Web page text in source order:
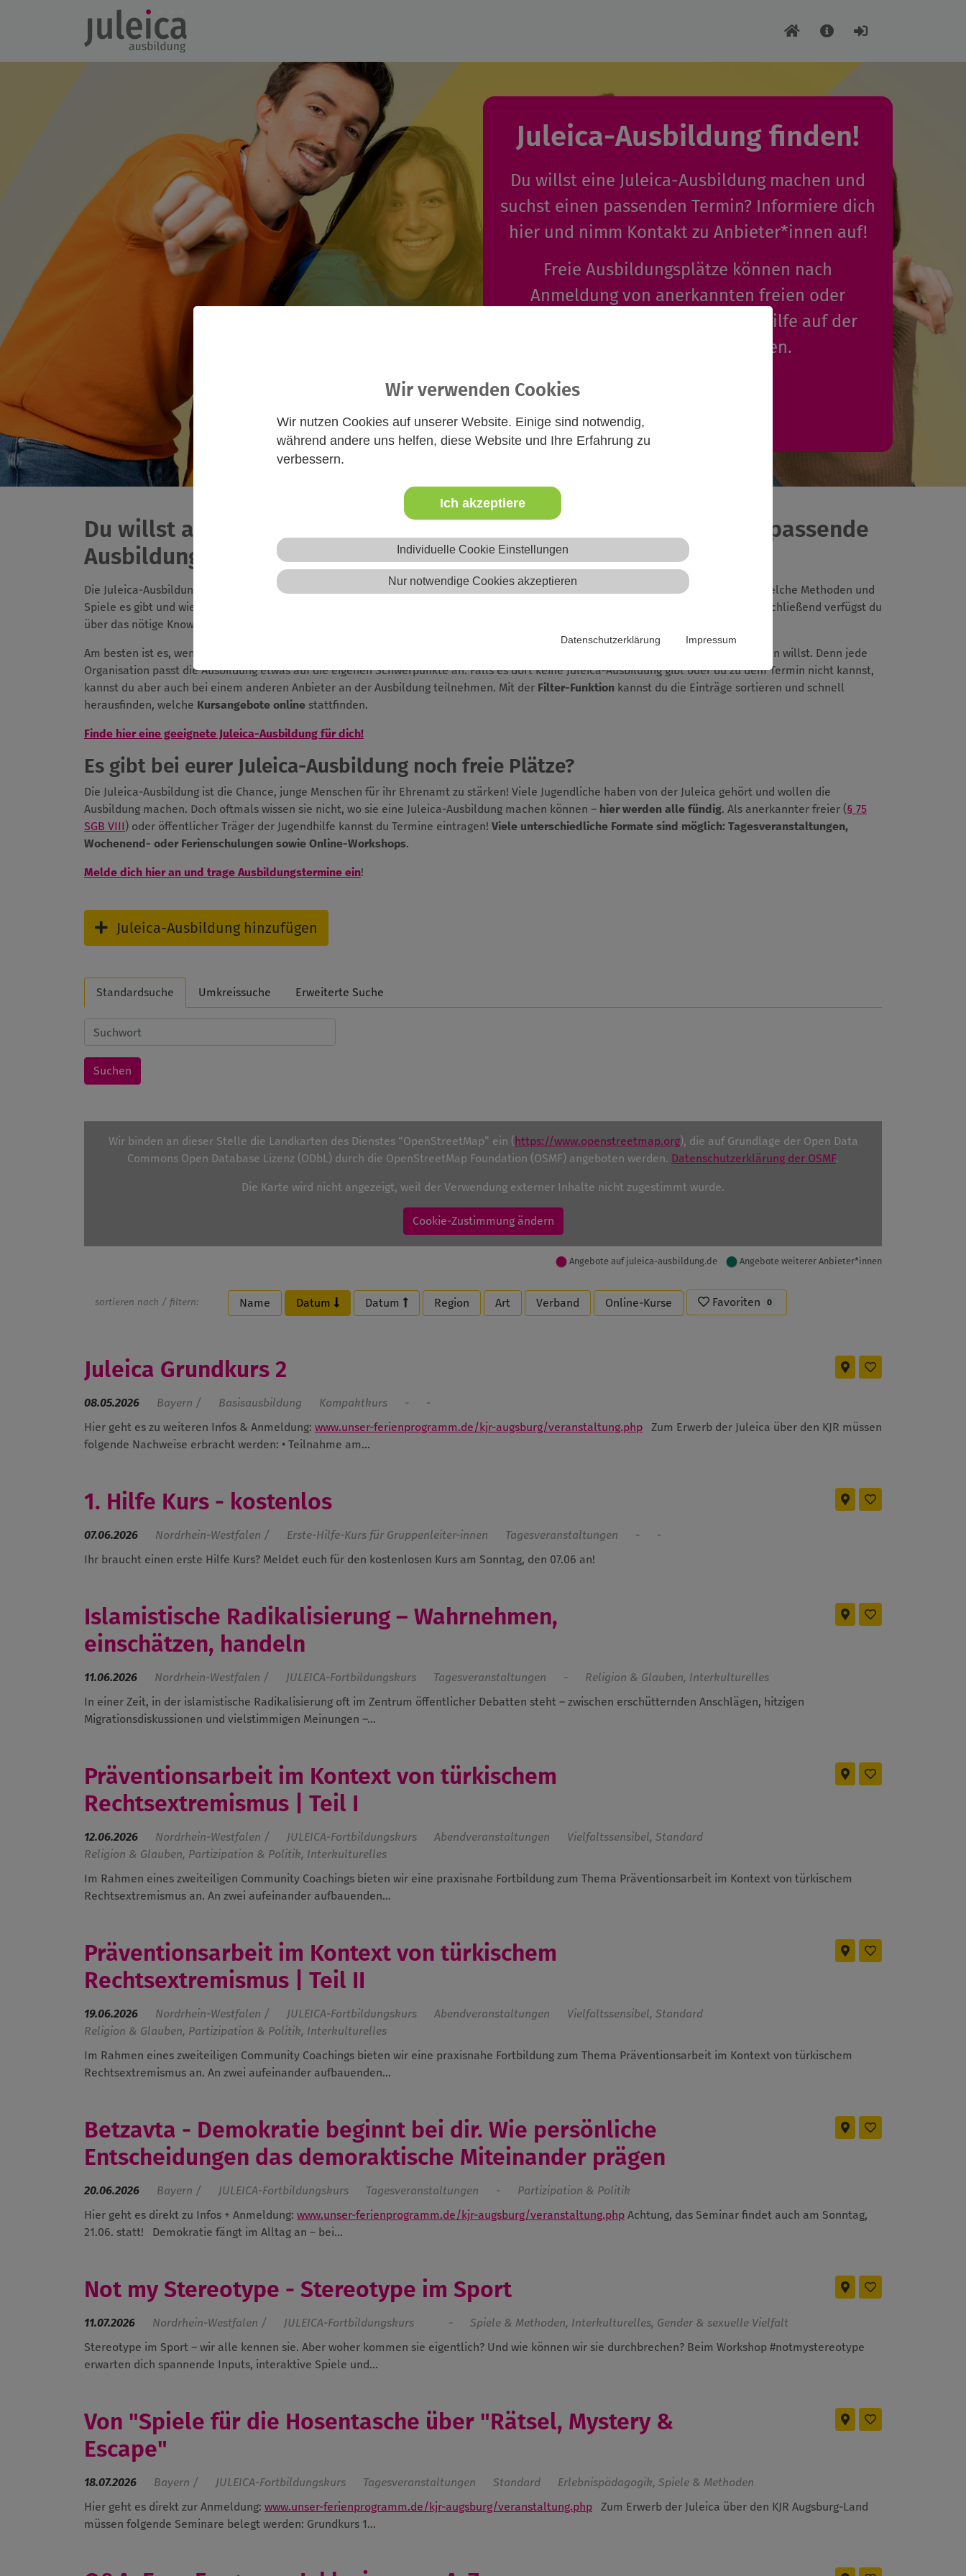
Wir verwenden Cookies
Wir nutzen Cookies auf unserer Website. Einige sind notwendig,
während andere uns helfen, diese Website und Ihre Erfahrung zu
verbessern.
Ich akzeptiere
Individuelle Cookie Einstellungen
Nur notwendige Cookies akzeptieren
Datenschutzerklärung Impressum
Juleica-Ausbildung finden!
Du willst eine Juleica-Ausbildung machen und
suchst einen passenden Termin? Informiere dich
hier und nimm Kontakt zu Anbieter*innen auf!
Freie Ausbildungsplätze können nach
Anmeldung von anerkannten freien oder
öffentlichen Trägern der Jugendhilfe auf der
Website eintragen werden.
Du willst an einer Juleica-Ausbildung teilnehmen und suchst eine passende
Ausbildung?
Die Juleica-Ausbildung ist die Basis für dein ehrenamtliches Engagement in der Jugendarbeit. Hier lernst du, wie eine "Gruppe tickt", welche Methoden und
Spiele es gibt und wie man diese anleitet, welche rechtlichen Regelungen zu beachten sind und wie man Maßnahmen organisiert. Anschließend verfügst du
über das nötige Know-How und kannst selber Angebote der Jugendarbeit betreuen.
Am besten ist es, wenn du die Ausbildung bei dem Jugendverband bzw. dem Träger machst, bei dem du anschließend auch aktiv werden willst. Denn jede
Organisation passt die Ausbildung etwas auf die eigenen Schwerpunkte an. Falls es dort keine Juleica-Ausbildung gibt oder du zu dem Termin nicht kannst,
kannst du aber auch bei einem anderen Anbieter an der Ausbildung teilnehmen. Mit der Filter-Funktion kannst du die Einträge sortieren und schnell
herausfinden, welche Kursangebote online stattfinden.
Finde hier eine geeignete Juleica-Ausbildung für dich!
Es gibt bei eurer Juleica-Ausbildung noch freie Plätze?
Die Juleica-Ausbildung ist die Chance, junge Menschen für ihr Ehrenamt zu stärken! Viele Jugendliche haben von der Juleica gehört und wollen die
Ausbildung machen. Doch oftmals wissen sie nicht, wo sie eine Juleica-Ausbildung machen können – hier werden alle fündig. Als anerkannter freier (§ 75
SGB VIII ) oder öffentlicher Träger der Jugendhilfe kannst du Termine eintragen! Viele unterschiedliche Formate sind möglich: Tagesveranstaltungen,
Wochenend- oder Ferienschulungen sowie Online-Workshops.
Melde dich hier an und trage Ausbildungstermine ein!
Juleica-Ausbildung hinzufügen
Standardsuche Umkreissuche Erweiterte Suche
Wir binden an dieser Stelle die Landkarten des Dienstes “OpenStreetMap” ein ( https://www.openstreetmap.org), die auf Grundlage der Open Data
Commons Open Database Lizenz (ODbL) durch die OpenStreetMap Foundation (OSMF) angeboten werden. Datenschutzerklärung der OSMF.
Die Karte wird nicht angezeigt, weil der Verwendung externer Inhalte nicht zugestimmt wurde.
Cookie-Zustimmung ändern
Angebote auf juleica-ausbildung.de Angebote weiterer Anbieter*innen
sortieren nach / filtern: Name Datum Datum Region Art Verband Online-Kurse Favoriten 0
Juleica Grundkurs 2
08.05.2026 Bayern / Basisausbildung Kompaktkurs -
-
Hier geht es zu weiteren Infos & Anmeldung: www.unser-ferienprogramm.de/kjr-augsburg/veranstaltung.php
Zum Erwerb der Juleica über den KJR müssen
folgende Nachweise erbracht werden: • Teilnahme am...
1. Hilfe Kurs - kostenlos
07.06.2026 Nordrhein-Westfalen / Erste-Hilfe-Kurs für Gruppenleiter-innen Tagesveranstaltungen -
-
Ihr braucht einen erste Hilfe Kurs? Meldet euch für den kostenlosen Kurs am Sonntag, den 07.06 an!
Islamistische Radikalisierung – Wahrnehmen,
einschätzen, handeln
11.06.2026 Nordrhein-Westfalen / JULEICA-Fortbildungskurs Tagesveranstaltungen -
Religion & Glauben, Interkulturelles
In einer Zeit, in der islamistische Radikalisierung oft im Zentrum öffentlicher Debatten steht – zwischen erschütternden Anschlägen, hitzigen
Migrationsdiskussionen und vielstimmigen Meinungen –...
Präventionsarbeit im Kontext von türkischem
Rechtsextremismus | Teil I
12.06.2026 Nordrhein-Westfalen / JULEICA-Fortbildungskurs Abendveranstaltungen
Vielfaltssensibel, Standard
Religion & Glauben, Partizipation & Politik, Interkulturelles
Im Rahmen eines zweiteiligen Community Coachings bieten wir eine praxisnahe Fortbildung zum Thema Präventionsarbeit im Kontext von türkischem
Rechtsextremismus an. An zwei aufeinander aufbauenden...
Präventionsarbeit im Kontext von türkischem
Rechtsextremismus | Teil II
19.06.2026 Nordrhein-Westfalen / JULEICA-Fortbildungskurs Abendveranstaltungen
Vielfaltssensibel, Standard
Religion & Glauben, Partizipation & Politik, Interkulturelles
Im Rahmen eines zweiteiligen Community Coachings bieten wir eine praxisnahe Fortbildung zum Thema Präventionsarbeit im Kontext von türkischem
Rechtsextremismus an. An zwei aufeinander aufbauenden...
Betzavta - Demokratie beginnt bei dir. Wie persönliche
Entscheidungen das demoraktische Miteinander prägen
20.06.2026 Bayern / JULEICA-Fortbildungskurs Tagesveranstaltungen -
Partizipation & Politik
Hier geht es direkt zu Infos + Anmeldung: www.unser-ferienprogramm.de/kjr-augsburg/veranstaltung.php Achtung, das Seminar findet auch am Sonntag,
21.06. statt!
Demokratie fängt im Alltag an – bei...
Not my Stereotype - Stereotype im Sport
11.07.2026 Nordrhein-Westfalen / JULEICA-Fortbildungskurs -
Spiele & Methoden, Interkulturelles, Gender & sexuelle Vielfalt
Stereotype im Sport – wir alle kennen sie. Aber woher kommen sie eigentlich? Und wie können wir sie durchbrechen? Beim Workshop #notmystereotype
erwarten dich spannende Inputs, interaktive Spiele und...
Von "Spiele für die Hosentasche über "Rätsel, Mystery &
Escape"
18.07.2026 Bayern / JULEICA-Fortbildungskurs Tagesveranstaltungen Standard
Erlebnispädagogik, Spiele & Methoden
Hier geht es direkt zur Anmeldung: www.unser-ferienprogramm.de/kjr-augsburg/veranstaltung.php
Zum Erwerb der Juleica über den KJR Augsburg-Land
müssen folgende Seminare belegt werden: Grundkurs 1...